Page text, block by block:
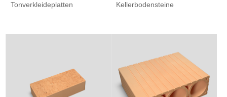
Tonverkleideplatten Kellerbodensteine